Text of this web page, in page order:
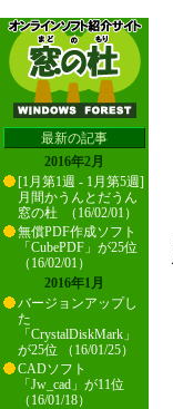
最新の記事
2016年2月
[1月第1週 - 1月第5週]
月間かうんとだうん
窓の杜 （16/02/01）
無償PDF作成ソフト
「CubePDF」が25位
（16/02/01）
2016年1月
バージョンアップし
た
「CrystalDiskMark」
が25位 （16/01/25）
CADソフト
「Jw_cad」が11位
（16/01/18）